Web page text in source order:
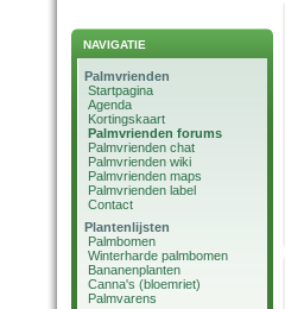
NAVIGATIE
Palmvrienden
Startpagina
Agenda
Kortingskaart
Palmvrienden forums
Palmvrienden chat
Palmvrienden wiki
Palmvrienden maps
Palmvrienden label
Contact
Plantenlijsten
Palmbomen
Winterharde palmbomen
Bananenplanten
Canna's (bloemriet)
Palmvarens